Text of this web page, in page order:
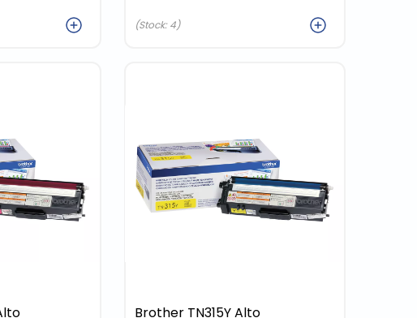
(Stock: 4)
Brother TN315Y Alto